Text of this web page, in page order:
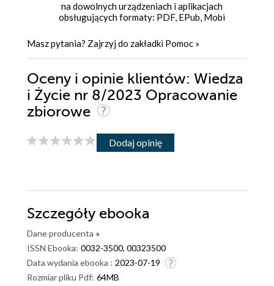
na dowolnych urządzeniach i aplikacjach
obsługujących formaty: PDF, EPub, Mobi
Masz pytania? Zajrzyj do zakładki Pomoc »
Oceny i opinie klientów: Wiedza
i Życie nr 8/2023 Opracowanie
zbiorowe
Dodaj opinię
Szczegóły ebooka
Dane producenta »
ISSN Ebooka: 0032-3500, 00323500
Data wydania ebooka : 2023-07-19
Rozmiar pliku Pdf: 64MB